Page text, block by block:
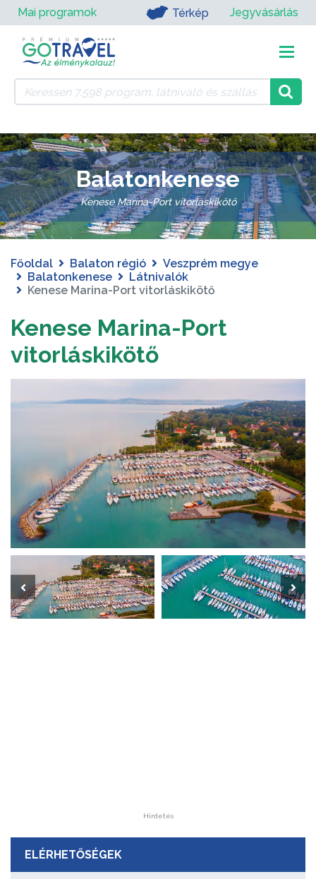
Mai programok Térkép Jegyvásárlás
Balatonkenese
Kenese Marina-Port vitorláskikötő
Főoldal Balaton régió
Veszprém megye
Balatonkenese
Látnivalók
Kenese Marina-Port vitorláskikötő
Kenese Marina-Port
vitorláskikötő
Hirdetés
ELÉRHETŐSÉGEK